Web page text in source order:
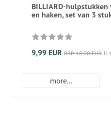
BILLIARD-
en haken, set van 3
9,99 EUR RRP 18,00 EUR U
more...